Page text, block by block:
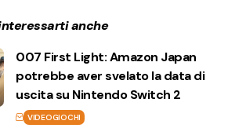
anche
007 First Light: Amazon Japan
potrebbe aver svelato la data di
uscita su Nintendo Switch 2
VIDEOGIOCHI